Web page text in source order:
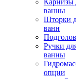
Карнизы
ванны
Шторки
ванн
Ручки
ванны
опции